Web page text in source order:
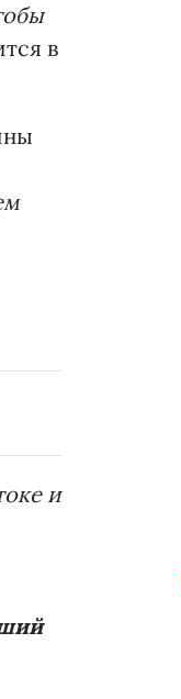
в
и